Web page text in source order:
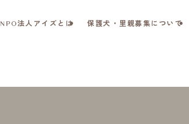
NPO法人アイズとは 保護犬・里親募集について